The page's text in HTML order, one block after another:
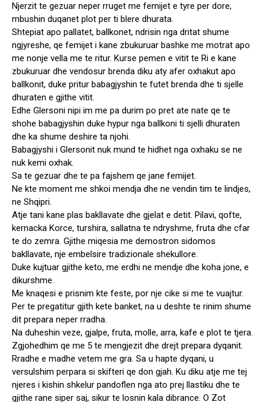
Njerzit te gezuar neper rruget me femijet e tyre per dore,
mbushin duqanet plot per ti blere dhurata.
Shtepiat apo pallatet, ballkonet, ndrisin nga dritat shume
ngjyreshe, qe femijet i kane zbukuruar bashke me motrat apo
me nonje vella me te ritur. Kurse pemen e vitit te Ri e kane
zbukuruar dhe vendosur brenda diku aty afer oxhakut apo
ballkonit, duke pritur babagjyshin te futet brenda dhe ti sjelle
dhuraten e gjithe vitit.
Edhe Glersoni nipi im me pa durim po pret ate nate qe te
shohe babagjyshin duke hypur nga ballkoni ti sjelli dhuraten
dhe ka shume deshire ta njohi.
Babagjyshi i Glersonit nuk mund te hidhet nga oxhaku se ne
nuk kemi oxhak.
Sa te gezuar dhe te pa fajshem qe jane femijet.
Ne kte moment me shkoi mendja dhe ne vendin tim te lindjes,
ne Shqipri.
Atje tani kane plas bakllavate dhe gjelat e detit. Pilavi, qofte,
kernacka Korce, turshira, sallatna te ndryshme, fruta dhe cfar
te do zemra. Gjithe miqesia me demostron sidomos
bakllavate, nje embelsire tradizionale shekullore.
Duke kujtuar gjithe keto, me erdhi ne mendje dhe koha jone, e
dikurshme.
Me knaqesi e prisnim kte feste, por nje cike si me te vuajtur.
Per te pregatitur gjith kete banket, na u deshte te rinim shume
dit prepara neper rradha.
Na duheshin veze, gjalpe, fruta, molle, arra, kafe e plot te tjera.
Zgjohedhim qe me 5 te mengjezit dhe drejt prepara dyqanit.
Rradhe e madhe vetem me gra. Sa u hapte dyqani, u
versulshim perpara si skifteri qe don gjah. Ku diku atje me tej
njeres i kishin shkelur pandoflen nga ato prej llastiku dhe te
gjithe rane siper saj, sikur te losnin kala dibrance. O Zot